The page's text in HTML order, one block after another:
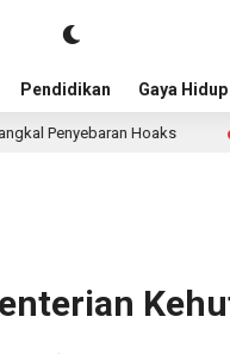
Pendidikan Gaya Hidup
Hoaks 9 jam lalu